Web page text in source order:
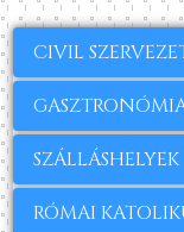
CIVIL
SZÁLLÁSHELYEK
RÓMAI